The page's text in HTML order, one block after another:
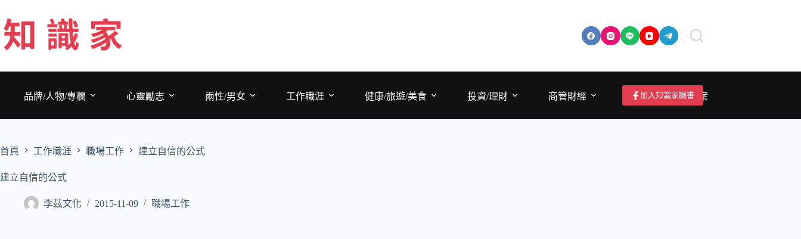
至
主
要
品牌/人物/專欄
心靈勵志 兩性/男女 工作職涯 健康/旅遊/美食 投資/理財 商管財經 成為作者/投稿/提案
加入知識家臉書
首頁 工作職涯 職場工作 建立自信的公式
建立自信的公式
李茲文化 2015-11-09 職場工作